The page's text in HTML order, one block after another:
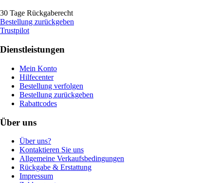
30 Tage Rückgaberecht
Bestellung zurückgeben
Trustpilot
Dienstleistungen
Mein Konto
Hilfecenter
Bestellung verfolgen
Bestellung zurückgeben
Rabattcodes
Über uns
Über uns?
Kontaktieren Sie uns
Allgemeine Verkaufsbedingungen
Rückgabe & Erstattung
Impressum